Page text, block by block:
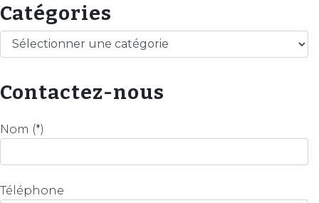
Catégories
Catégories
Contactez-nous
Nom (*)
Téléphone